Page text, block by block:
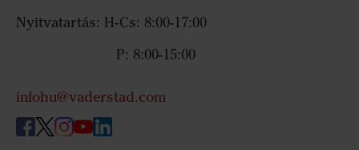
Nyitvatartás: H-Cs: 8:00-17:00
P: 8:00-15:00
infohu@vaderstad.com